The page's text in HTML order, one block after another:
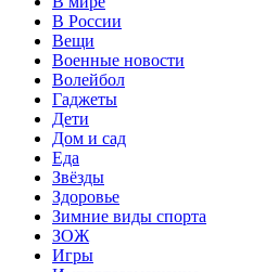
В России
Вещи
Военные новости
Волейбол
Гаджеты
Дети
Дом и сад
Еда
Звёзды
Здоровье
Зимние виды спорта
ЗОЖ
Игры